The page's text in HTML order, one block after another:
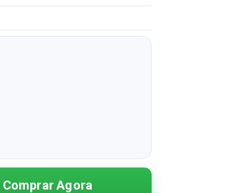
R$ 220,43
R$ 110,22 sem juros
Comprar Agora